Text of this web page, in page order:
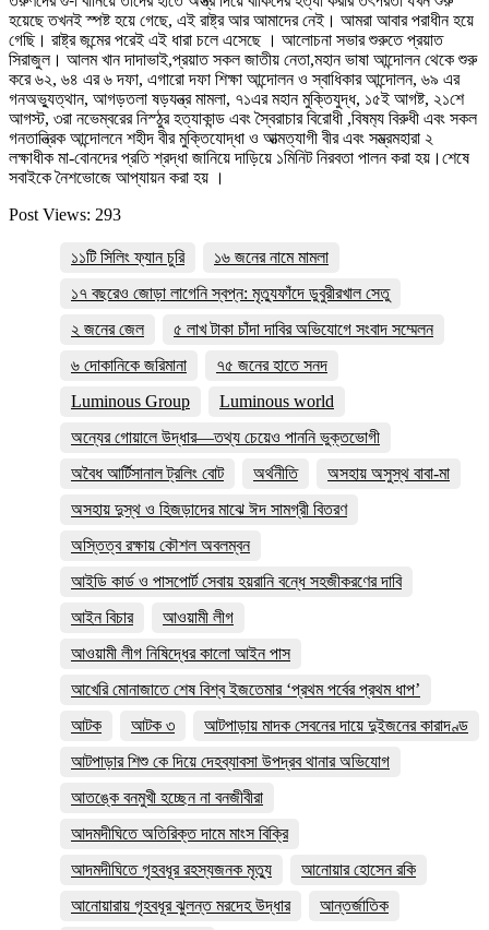
হয়েছে তখনই স্পষ্ট হয়ে গেছে, এই রাষ্ট্র আর আমাদের নেই। আমরা আবার পরাধীন হয়ে
গেছি। রাষ্ট্র জন্মের পরেই এই ধারা চলে এসেছে । আলোচনা সভার শুরুতে প্রয়াত
সিরাজুল। আলম খান দাদাভাই,প্রয়াত সকল জাতীয় নেতা,মহান ভাষা আন্দোলন থেকে শুরু
করে ৬২, ৬৪ এর ৬ দফা, এগারো দফা শিক্ষা আন্দোলন ও স্বাধিকার আন্দোলন, ৬৯ এর
গনঅভ্যুত্থান, আগড়তলা ষড়যন্ত্র মামলা, ৭১এর মহান মুক্তিযুদ্ধ, ১৫ই আগষ্ট, ২১শে
আগস্ট, ৩রা নভেম্বরের নিস্ঠুর হত্যাকান্ড এবং স্বৈরাচার বিরোধী ,বিষম‍্য বিরুধী এবং সকল
গনতান্ত্রিক আন্দোলনে শহীদ বীর মুক্তিযোদ্ধা ও আত্মত্যাগী বীর এবং সম্ভ্রমহারা ২
লক্ষাধীক মা-বোনদের প্রতি শ্রদ্ধা জানিয়ে দাড়িয়ে ১মিনিট নিরবতা পালন করা হয়।শেষে
সবাইকে নৈশভোজে আপ্যায়ন করা হয় ।
Post Views: 293
১১টি সিলিং ফ্যান চুরি
১৬ জনের নামে মামলা
১৭ বছরেও জোড়া লাগেনি স্বপ্ন: মৃত্যুফাঁদে ডুবুরীরখাল সেতু
২ জনের জেল
৫ লাখ টাকা চাঁদা দাবির অভিযোগে সংবাদ সম্মেলন
৬ দোকানিকে জরিমানা
৭৫ জনের হাতে সনদ
Luminous Group
Luminous world
অন্যের গোয়ালে উদ্ধার—তথ্য চেয়েও পাননি ভুক্তভোগী
অবৈধ আর্টিসানাল ট্রলিং বোট
অর্থনীতি
অসহায় অসুস্থ বাবা-মা
অসহায় দুস্থ ও হিজড়াদের মাঝে ঈদ সামগ্রী বিতরণ
অস্তিত্ব রক্ষায় কৌশল অবলম্বন
আইডি কার্ড ও পাসপোর্ট সেবায় হয়রানি বন্ধে সহজীকরণের দাবি
আইন বিচার
আওয়ামী লীগ
আওয়ামী লীগ নিষিদ্ধের কালো আইন পাস
আখেরি মোনাজাতে শেষ বিশ্ব ইজতেমার ‘প্রথম পর্বের প্রথম ধাপ’
আটক
আটক ৩
আটপাড়ায় মাদক সেবনের দায়ে দুইজনের কারাদণ্ড
আটপাড়ার শিশু কে দিয়ে দেহব্যাবসা উপদ্রব থানার অভিযোগ
আতঙ্কে বনমুখী হচ্ছেন না বনজীবীরা
আদমদীঘিতে অতিরিক্ত দামে মাংস বিক্রি
আদমদীঘিতে গৃহবধূর রহস্যজনক মৃত্যু
আনোয়ার হোসেন রকি
আনোয়ারায় গৃহবধূর ঝুলন্ত মরদেহ উদ্ধার
আন্তর্জাতিক